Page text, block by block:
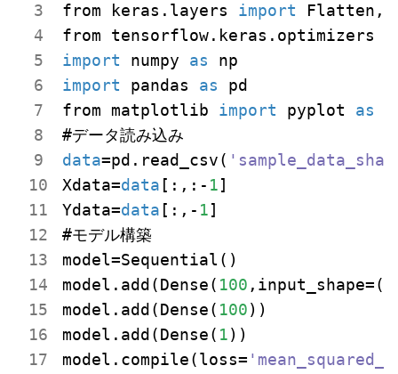
from keras.layers import Flatten,
from tensorflow.keras.optimizers
import numpy as
import pandas as pd
from matplotlib import pyplot as
data=pd.read_csv(
Xdata=data [:,:- 1]
Ydata=data [:,- 1]
#モデル構築
model=Sequential()
model.add(Dense( 100 ,input_shape=(
model.add(Dense( 100))
model.add(Dense( 1))
model.compile(loss=